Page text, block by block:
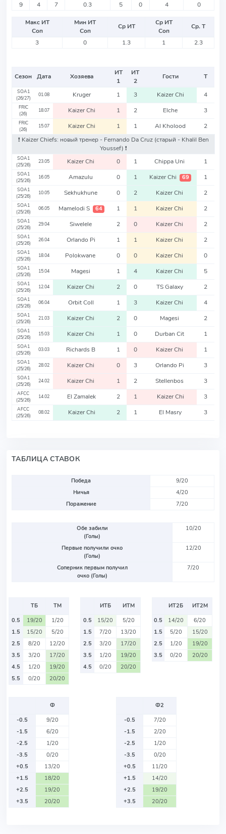
9
4 7 0.3 5 0 4 0
Макс ИТ
Соп
Мин ИТ
Соп
Ср ИТ
Ср ИТ
Соп
Ср. Т
3
0 1.3 1 2.3
Сезон Дата Хозяева
ИТ
1
ИТ
2
Гости Т
SOA1
(26/27)
01.08 Kruger 1 3 Kaizer Chi 4
FRIC
(26)
18.07 Kaizer Chi 1 2 Elche 3
FRIC
(26)
15.07 Kaizer Chi 1 1 Al Kholood
2
❗️ Kaizer Chiefs: новый тренер - Fernando Da Cruz (старый - Khalil Ben
Youssef) ❗️
SOA1
(25/26)
23.05 Kaizer Chi 0 1 Chippa Uni 1
SOA1
(25/26)
16.05 Amazulu 0 1 Kaizer Chi 69 1
SOA1
(25/26)
10.05 Sekhukhune 0 2 Kaizer Chi 2
SOA1
(25/26)
06.05 Mamelodi S 64 1 1 Kaizer Chi 2
SOA1
(25/26)
29.04 Siwelele 2 0 Kaizer Chi 2
SOA1
(25/26)
26.04 Orlando Pi 1 1 Kaizer Chi 2
SOA1
(25/26)
18.04 Polokwane 0 0 Kaizer Chi 0
SOA1
(25/26)
15.04 Magesi 1 4 Kaizer Chi 5
SOA1
(25/26)
12.04 Kaizer Chi 2 0 TS Galaxy 2
SOA1
(25/26)
06.04 Orbit Coll 1 3 Kaizer Chi 4
SOA1
(25/26)
21.03 Kaizer Chi 2 0 Magesi 2
SOA1
(25/26)
15.03 Kaizer Chi 1 0 Durban Cit 1
SOA1
(25/26)
03.03 Richards B 1 0 Kaizer Chi 1
SOA1
(25/26)
28.02 Kaizer Chi 0 3 Orlando Pi 3
SOA1
(25/26)
24.02 Kaizer Chi 1 2 Stellenbos 3
AFCC
(25/26)
14.02 El Zamalek 2 1 Kaizer Chi 3
AFCC
(25/26)
08.02 Kaizer Chi 2 1 El Masry 3
ТАБЛИЦА СТАВОК
Победа
9/20
Ничья
4/20
Поражение
7/20
Обе забили
(Голы)
10/20
Первые получили очко
(Голы)
12/20
Соперник первым получил
очко (Голы)
7/20
ТБ
ТМ
0.5
19/20
1/20
1.5
15/20
5/20
2.5
8/20
12/20
3.5
3/20
17/20
4.5
1/20
19/20
5.5
0/20 20/20
ИТБ
ИТМ
0.5
15/20
5/20
1.5
7/20
13/20
2.5
3/20
17/20
3.5
1/20
19/20
4.5
0/20 20/20
ИТ2Б
ИТ2М
0.5
14/20
6/20
1.5
5/20
15/20
2.5
1/20
19/20
3.5
0/20 20/20
Ф
-0.5
9/20
-1.5
6/20
-2.5
1/20
-3.5
0/20
+0.5
13/20
+1.5
18/20
+2.5
19/20
+3.5
20/20
Ф2
-0.5
7/20
-1.5
2/20
-2.5
1/20
-3.5
0/20
+0.5
11/20
+1.5
14/20
+2.5
19/20
+3.5
20/20